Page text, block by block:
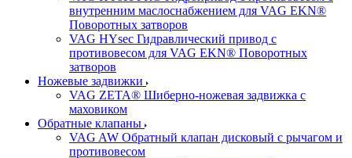
внутренним маслоснабжением для VAG EKN®
Поворотных затворов
VAG HYsec Гидравлический привод с
противовесом для VAG EKN® Поворотных
затворов
Ножевые задвижки
VAG ZETA® Шиберно-ножевая задвижка с
маховиком
Обратные клапаны
VAG AW Обратный клапан дисковый с рычагом и
противовесом